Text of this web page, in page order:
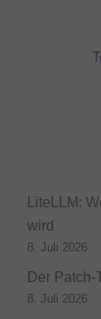
LiteLLM:
wird
8. Juli 2026
Der Patch-
8. Juli 2026